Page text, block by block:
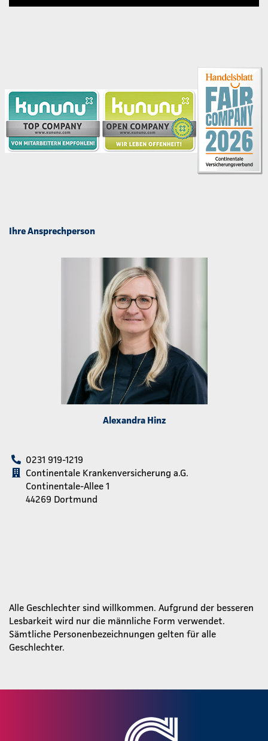
Ihre Ansprechperson
Alexandra Hinz
0231 919-1219
Continentale Krankenversicherung a.G.
Continentale-Allee 1
44269 Dortmund
Alle Geschlechter sind willkommen. Aufgrund der besseren
Lesbarkeit wird nur die männliche Form verwendet.
Sämtliche Personenbezeichnungen gelten für alle
Geschlechter.